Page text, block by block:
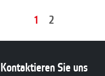
1 2
Kontaktieren Sie uns